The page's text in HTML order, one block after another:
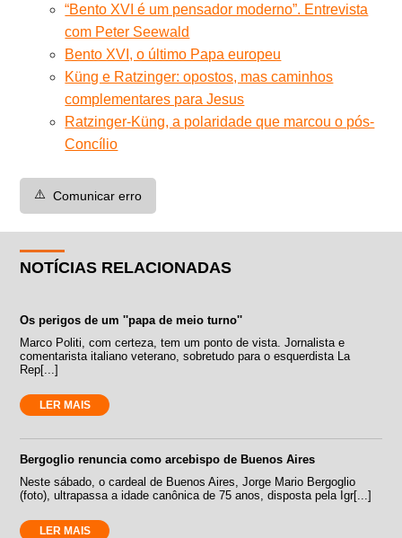
“Bento XVI é um pensador moderno”. Entrevista
com Peter Seewald
Bento XVI, o último Papa europeu
Küng e Ratzinger: opostos, mas caminhos
complementares para Jesus
Ratzinger-Küng, a polaridade que marcou o pós-
Concílio
⚠️ Comunicar erro
NOTÍCIAS RELACIONADAS
Os perigos de um ''papa de meio turno''
Marco Politi, com certeza, tem um ponto de vista. Jornalista e
comentarista italiano veterano, sobretudo para o esquerdista La
Rep[...]
LER MAIS
Bergoglio renuncia como arcebispo de Buenos Aires
Neste sábado, o cardeal de Buenos Aires, Jorge Mario Bergoglio
(foto), ultrapassa a idade canônica de 75 anos, disposta pela Igr[...]
LER MAIS